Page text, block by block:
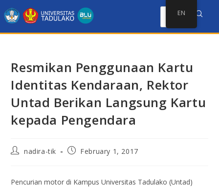
Resmikan Penggunaan Kartu
Identitas Kendaraan, Rektor
Untad Berikan Langsung Kartu
kepada Pengendara
nadira-tik February 1, 2017
Pencurian motor di Kampus Universitas Tadulako (Untad)
EN